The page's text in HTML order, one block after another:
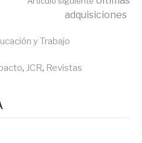
adquisiciones
y Trabajo
, JCR, Revistas